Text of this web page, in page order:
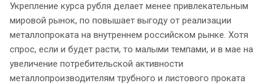
Укрепление курса рубля делает менее привлекательным
мировой рынок, по повышает выгоду от реализации
металлопроката на внутреннем российском рынке. Хотя
спрос, если и будет расти, то малыми темпами, и в мае на
увеличение потребительской активности
металлопроизводителям трубного и листового проката